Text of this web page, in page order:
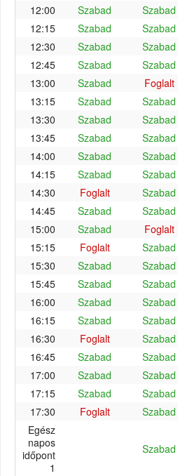
12:00
Szabad Szabad
12:15
Szabad Szabad
12:30
Szabad Szabad
12:45
Szabad Szabad
13:00
Szabad Foglalt
13:15
Szabad Szabad
13:30
Szabad Szabad
13:45
Szabad Szabad
14:00
Szabad Szabad
14:15
Szabad Szabad
14:30
Foglalt Szabad
14:45
Szabad Szabad
15:00
Szabad Foglalt
15:15
Foglalt Szabad
15:30
Szabad Szabad
15:45
Szabad Szabad
16:00
Szabad Szabad
16:15
Szabad Szabad
16:30
Foglalt Szabad
16:45
Szabad Szabad
17:00
Szabad Szabad
17:15
Szabad Szabad
17:30
Foglalt Szabad
Egész
napos
időpont
1
Szabad